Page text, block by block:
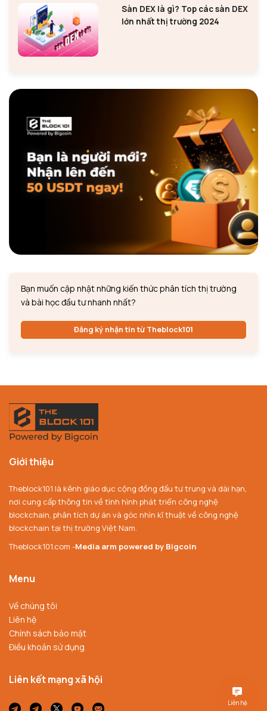
Sàn DEX là gì? Top các sàn DEX
lớn nhất thị trường 2024
Bạn muốn cập nhật những kiến thức phân tích thị trường
và bài học đầu tư nhanh nhất?
Đăng ký nhận tin từ Theblock101
Giới thiệu
Theblock101 là kênh giáo dục cộng đồng đầu tư trung và dài hạn,
nơi cung cấp thông tin về tình hình phát triển công nghệ
blockchain, phân tích dự án và góc nhìn kĩ thuật về công nghệ
blockchain tại thị trường Việt Nam.
Theblock101.com -Media arm powered by Bigcoin
Menu
Về chúng tôi
Liên hệ
Chính sách bảo mật
Điều khoản sử dụng
Liên kết mạng xã hội
Liên hệ